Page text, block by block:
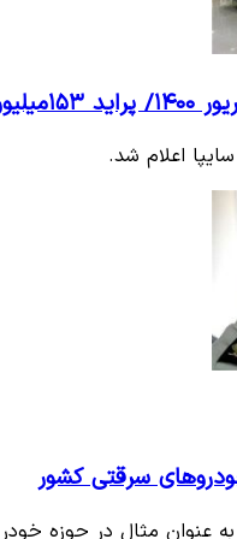
اعلام شد.
از کل سرقت‌های خودرو در کشور مربوط به سواری پراید